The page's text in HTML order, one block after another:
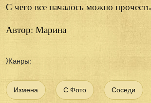
С чего все началось можно прочесть
Автор: Марина
Жанры:
Измена С Фото Соседи